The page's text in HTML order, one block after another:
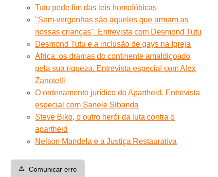
Tutu pede fim das leis homofóbicas
"Sem-vergonhas são aqueles que armam as
nossas crianças". Entrevista com Desmond Tutu
Desmond Tutu e a inclusão de gays na Igreja
África: os dramas do continente amaldiçoado
pela sua riqueza. Entrevista especial com Alex
Zanotelli
O ordenamento jurídico do Apartheid. Entrevista
especial com Sanele Sibanda
Steve Biko, o outro herói da luta contra o
apartheid
Nelson Mandela e a Justiça Restaurativa
⚠️ Comunicar erro